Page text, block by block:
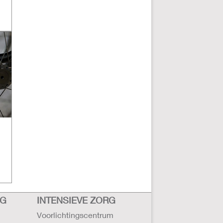
INTENSIEVE ZORG
Voorlichtingscentrum